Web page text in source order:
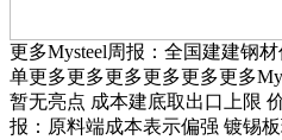
更多Mysteel周报：全国建建钢
单更多更多更多更多更多更多
暂无亮点 成本建底取出口上限
报：原料端成本表示偏强 镀锡